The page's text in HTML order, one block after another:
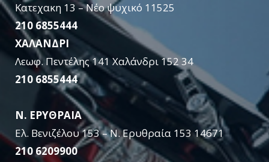
Κατεχακη 13 – Νέο ψυχικό 11525
210 6855444
ΧΑΛΑΝΔΡΙ
Λεωφ. Πεντέλης 141 Χαλάνδρι 152 34
210 6855444
Ν. ΕΡΥΘΡΑΙΑ
Ελ. Βενιζέλου 153 – Ν. Ερυθραία 153 14671
210 6209900